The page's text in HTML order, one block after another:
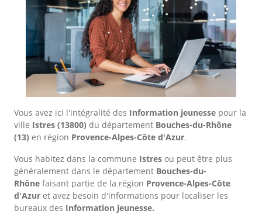
Vous avez ici l'intégralité des Information jeunesse pour la
ville Istres (13800) du département Bouches-du-Rhône
(13) en région Provence-Alpes-Côte d'Azur.
Vous habitez dans la commune Istres ou peut être plus
généralement dans le département Bouches-du-
Rhône faisant partie de la région Provence-Alpes-Côte
d'Azur et avez besoin d'informations pour localiser les
bureaux des Information jeunesse.